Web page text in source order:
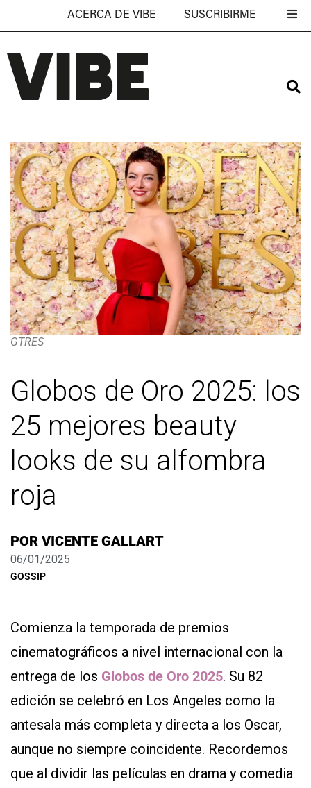
ACERCA DE VIBE SUSCRIBIRME
GTRES
Globos de Oro 2025: los
25 mejores beauty
looks de su alfombra
roja
POR VICENTE GALLART
06/01/2025
GOSSIP
Comienza la temporada de premios
cinematográficos a nivel internacional con la
entrega de los Globos de Oro 2025. Su 82
edición se celebró en Los Angeles como la
antesala más completa y directa a los Oscar,
aunque no siempre coincidente. Recordemos
que al dividir las películas en drama y comedia